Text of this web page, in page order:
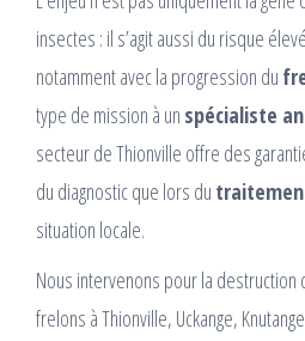
insectes : il s’agit aussi du risque
notamment avec la progression du
type de mission à un spécialiste
secteur de Thionville offre des
du diagnostic que lors du
situation locale.
Nous intervenons pour la
frelons à Thionville, Uckange,